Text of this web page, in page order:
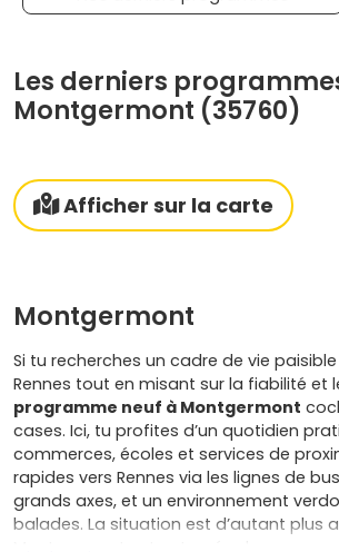
Les derniers
Montgermont (35760)
Afficher sur la carte
Montgermont
Si tu recherches un cadre de vie
Rennes tout en misant sur la fiabilité et
programme neuf à Montgermont
cases. Ici, tu profites d’un quotidien
commerces, écoles et services de
rapides vers Rennes via les lignes de bus
grands axes, et un environnement
balades. La situation est d’autant plus
Montgermont est entourée de